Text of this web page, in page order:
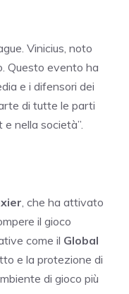
Vinicius, noto
Questo evento ha
e i difensori dei
di tutte le parti
nella società”.
, che ha attivato
il gioco
come il Global
e la protezione di
di gioco più